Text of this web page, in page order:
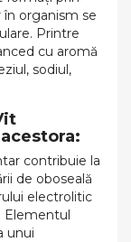
în organism se
Printre
cu aromă
sodiul,
contribuie la
de oboseală
electrolitic
Elementul
unui